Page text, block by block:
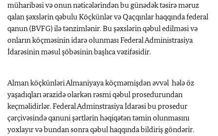
müharibəsi və onun nəticələrindən bu günədək təsirə məruz
qalan şəxslərin qəbulu Köçkünlər və Qaçqınlar haqqında federal
qanun (BVFG) ilə tənzimlənir. Bu şəxslərin qəbul edilməsi və
onların köçməsinin idarə olunması Federal Administrasiya
İdarəsinin məsul şöbəsinin başlıca vəzifəsidir.
Alman köçkünləri Almaniyaya köçməmişdən əvvəl hələ öz
yaşadıqları ərazidə olarkən rəsmi qəbul prosedurundan
keçməlidirlər. Federal Adminstrasiya İdarəsi bu prosedur
çərçivəsində qanuni şərtlərin həqiqətən təmin olunmasını
yoxlayır və bundan sonra qəbul haqqında bildiriş göndərir.